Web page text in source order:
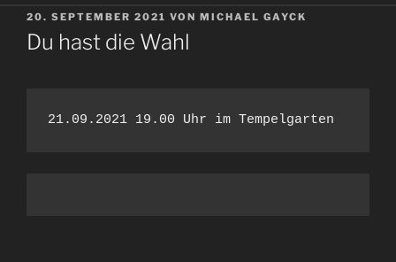
VERÖFFENTLICHT
AM
20. SEPTEMBER 2021 VON MICHAEL GAYCK
Du hast die Wahl
21.09.2021 19.00 Uhr im Tempelgarten